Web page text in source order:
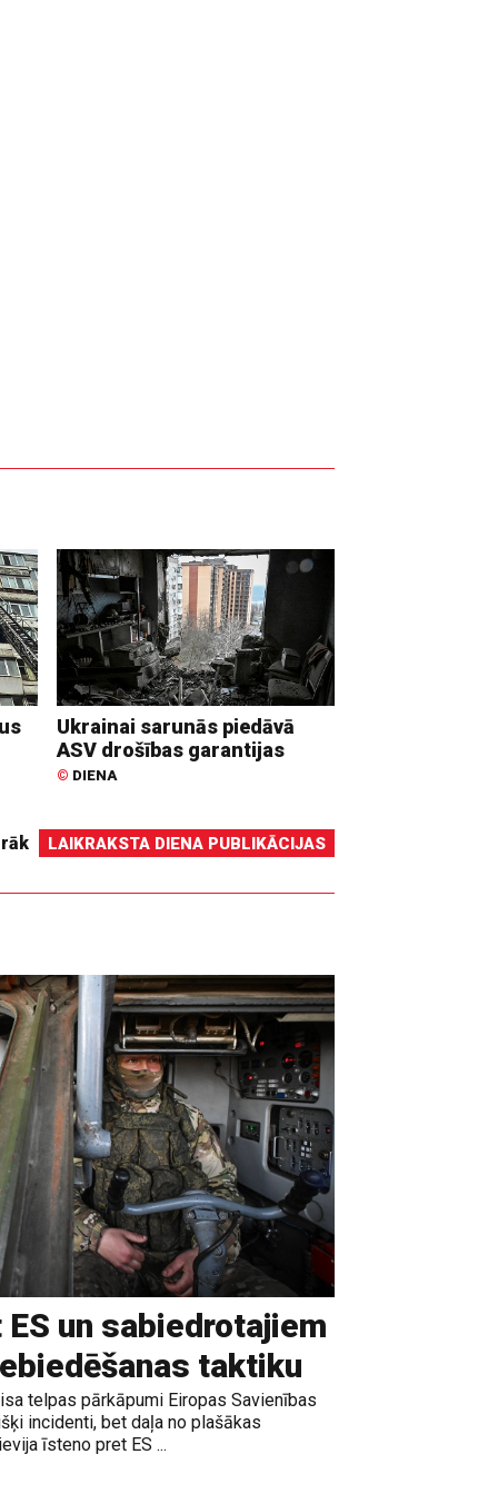
Ukrainai sarunās piedāvā
ASV drošības garantijas
© DIENA
LAIKRAKSTA DIENA PUBLIKĀCIJAS
un sabiedrotajiem
taktiku
telpas pārkāpumi Eiropas Savienības
incidenti, bet daļa no plašākas
īsteno pret ES ...